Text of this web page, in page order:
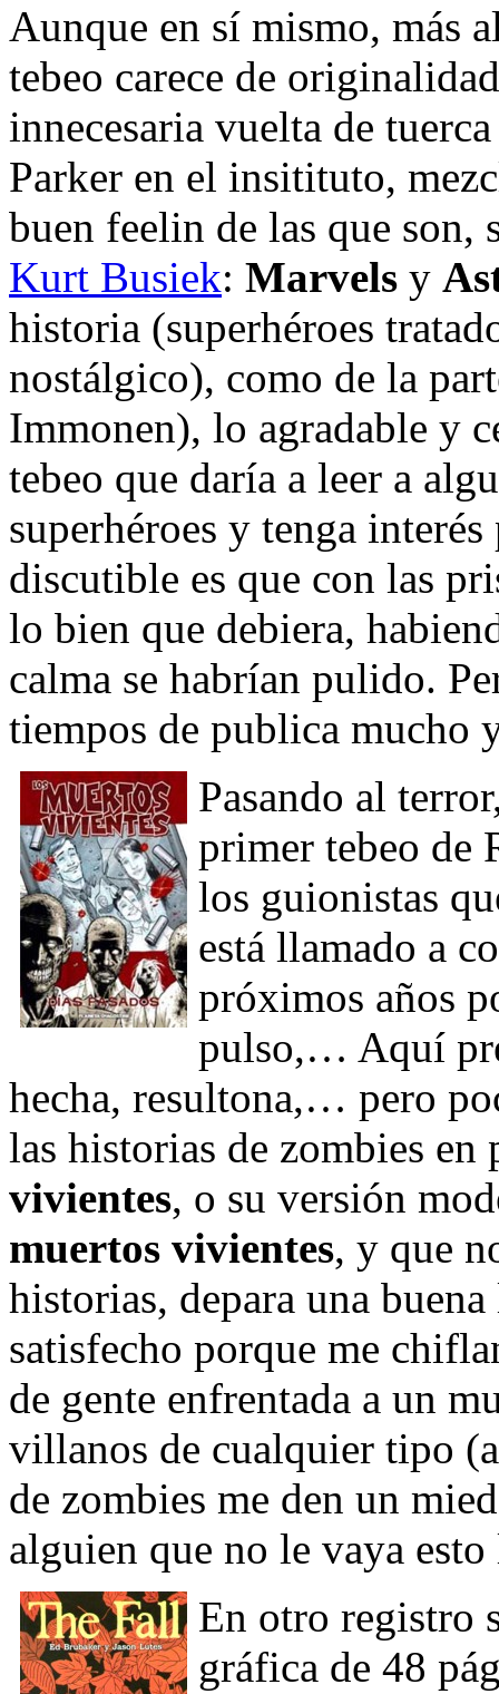
Aunque en sí mismo, más
tebeo carece de
innecesaria vuelta de
Parker en el insitituto,
buen feelin de las que son,
Kurt Busiek: Marvels y
historia (superhéroes
nostálgico), como de la
Immonen), lo agradable y
tebeo que daría a leer a
superhéroes y tenga
discutible es que con las
lo bien que debiera,
calma se habrían pulido.
tiempos de publica
Pasando al
primer tebeo de
los guionistas
está llamado a
próximos años
pulso,… Aquí
hecha, resultona,… pero
las historias de zombies
vivientes, o su versión
muertos vivientes, y que
historias, depara una
satisfecho porque me
de gente enfrentada a un
villanos de cualquier tipo
de zombies me den un
alguien que no le vaya
En otro registro
gráfica de 48